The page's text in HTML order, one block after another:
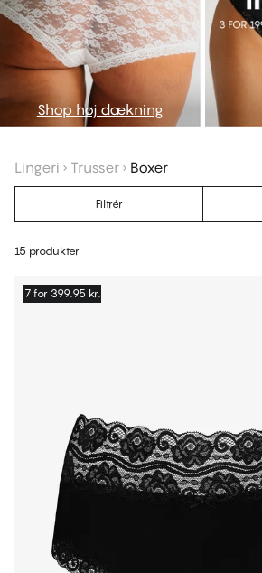
Shop høj dækning
Lingeri Trusser Boxer
Filtrér
15 produkter
Produkter
7 for 399.95 kr.